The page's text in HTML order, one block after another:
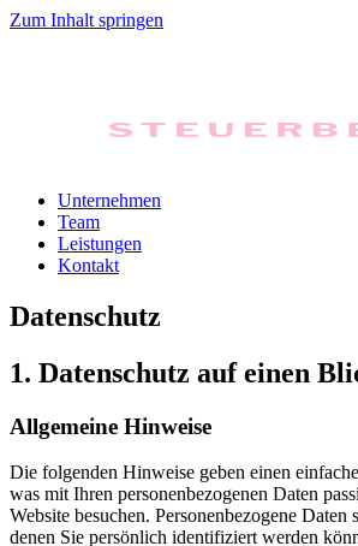
Zum Inhalt springen
Unternehmen
Team
Leistungen
Kontakt
Datenschutz
1. Datenschutz auf einen
Allgemeine Hinweise
Die folgenden Hinweise geben einen
was mit Ihren personenbezogenen Daten
Website besuchen. Personenbezogene Daten
denen Sie persönlich identifiziert werden